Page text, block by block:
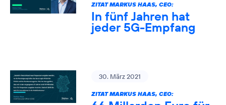
ZITAT MARKUS HAAS, CEO:
In fünf Jahren hat
jeder 5G-Empfang
30. März 2021
ZITAT MARKUS HAAS, CEO: